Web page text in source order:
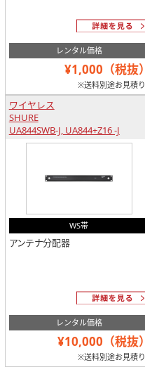
レンタル価格
¥1,000（税抜）
※送料別途お見積り
ワイヤレス
SHURE
UA844SWB-J, UA844+Z16 -J
WS帯
アンテナ分配器
レンタル価格
¥10,000（税抜）
※送料別途お見積り